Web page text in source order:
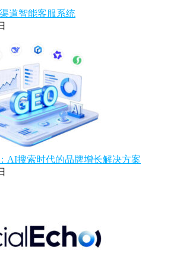
道智能客服系统
AI搜索时代的品牌增长解决方案